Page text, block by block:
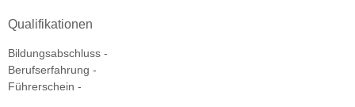
Qualifikationen
Bildungsabschluss -
Berufserfahrung -
Führerschein -